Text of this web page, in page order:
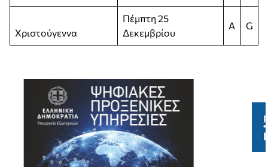
Χριστούγεννα
Πέμπτη 25
Δεκεμβρίου
A G